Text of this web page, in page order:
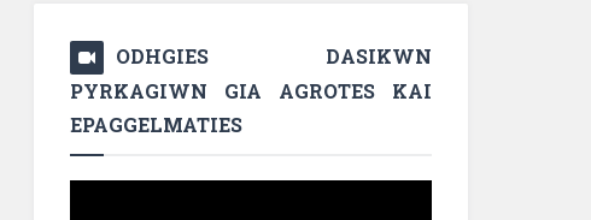
ODHGIES DASIKWN
PYRKAGIWN GIA AGROTES KAI
EPAGGELMATIES